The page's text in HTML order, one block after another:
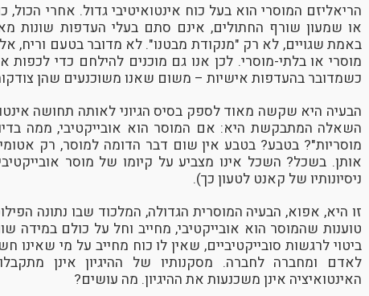
הריאליזם המוסרי הוא בעל כוח אינטואיטיבי גדול. אחרי
או שמעון שורף החתולים, אינם סתם בעלי העדפות שונות
באמת שגויים, לא רק "מנקודת מבטנו". לא מדובר בטעם וריח,
מוסרי או בלתי-מוסרי. לכן אנו גם מוכנים להילחם כדי
כשמדובר בהעדפות אישיות – משום שאנו משוכנעים שהן
הבעיה היא שקשה מאוד לספק בסיס הגיוני לאותה תחושה
השאלה המתבקשת היא: אם המוסר הוא אובייקטיבי, ממה
מוסריות"? בטבע? בטבע אין שום דבר הדומה למוסר, רק
אותן. בשכל? השכל אינו מצביע על קיומו של מוסר
ניסיונותיו של קאנט לטעון כך).
זו היא, אפוא, הבעיה המוסרית הגדולה, המלכוד שבו נתונה
טוענות שהמוסר הוא אובייקטיבי, מחייב וחל על כולם במידה
ביטוי לרגשות סובייקטיביים, שאין לו כוח מחייב על מי
לאדם ומחברה לחברה. מסקנותיו של ההיגיון אינן
האינטואיציה אינן משכנעות את ההיגיון. מה עושים?